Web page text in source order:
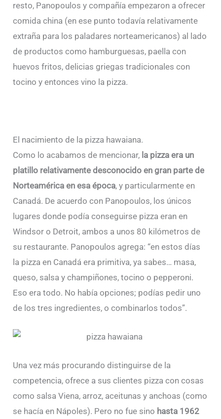
resto, Panopoulos y compañía empezaron a ofrecer
comida china (en ese punto todavía relativamente
extraña para los paladares norteamericanos) al lado
de productos como hamburguesas, paella con
huevos fritos, delicias griegas tradicionales con
tocino y entonces vino la pizza.
El nacimiento de la pizza hawaiana.
Como lo acabamos de mencionar, la pizza era un
platillo relativamente desconocido en gran parte de
Norteamérica en esa época, y particularmente en
Canadá. De acuerdo con Panopoulos, los únicos
lugares donde podía conseguirse pizza eran en
Windsor o Detroit, ambos a unos 80 kilómetros de
su restaurante. Panopoulos agrega: “en estos días
la pizza en Canadá era primitiva, ya sabes… masa,
queso, salsa y champiñones, tocino o pepperoni.
Eso era todo. No había opciones; podías pedir uno
de los tres ingredientes, o combinarlos todos”.
Una vez más procurando distinguirse de la
competencia, ofrece a sus clientes pizza con cosas
como salsa Viena, arroz, aceitunas y anchoas (como
se hacía en Nápoles). Pero no fue sino hasta 1962